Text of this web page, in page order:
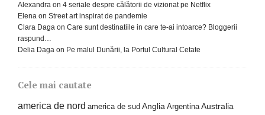
Alexandra on 4 seriale despre călătorii de vizionat pe Netflix
Elena on Street art inspirat de pandemie
Clara Daga on Care sunt destinatiile in care te-ai intoarce? Bloggerii
raspund…
Delia Daga on Pe malul Dunării, la Portul Cultural Cetate
Cele mai cautate
america de nord america de sud Anglia Argentina Australia